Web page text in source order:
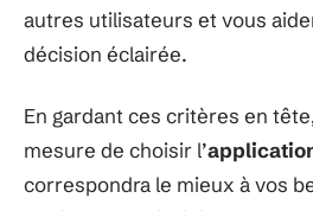
autres utilisateurs et vous
décision éclairée.
En gardant ces critères en
mesure de choisir l’
correspondra le mieux à vos